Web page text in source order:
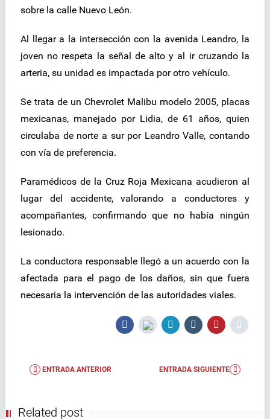
sobre la calle Nuevo León.
Al llegar a la intersección con la avenida Leandro, la
joven no respeta la señal de alto y al ir cruzando la
arteria, su unidad es impactada por otro vehículo.
Se trata de un Chevrolet Malibu modelo 2005, placas
mexicanas, manejado por Lidia, de 61 años, quien
circulaba de norte a sur por Leandro Valle, contando
con vía de preferencia.
Paramédicos de la Cruz Roja Mexicana acudieron al
lugar del accidente, valorando a conductores y
acompañantes, confirmando que no había ningún
lesionado.
La conductora responsable llegó a un acuerdo con la
afectada para el pago de los daños, sin que fuera
necesaria la intervención de las autoridades viales.
ENTRADA ANTERIOR ENTRADA SIGUIENTE
Related post